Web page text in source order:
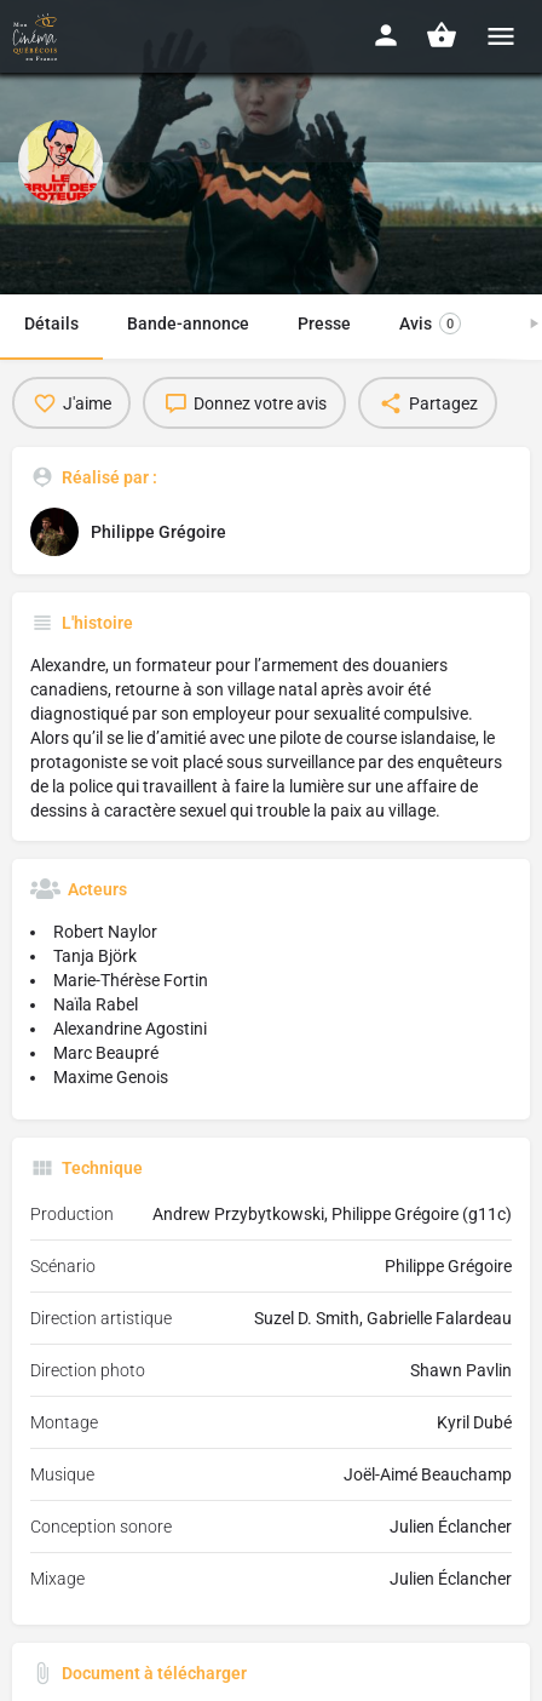
Le bruit des moteurs
2021 - 79 min.
Détails Bande-annonce Presse Avis 0
J'aime Donnez votre avis Partagez
Réalisé par :
Philippe Grégoire
L'histoire
Alexandre, un formateur pour l’armement des douaniers
canadiens, retourne à son village natal après avoir été
diagnostiqué par son employeur pour sexualité compulsive.
Alors qu’il se lie d’amitié avec une pilote de course islandaise, le
protagoniste se voit placé sous surveillance par des enquêteurs
de la police qui travaillent à faire la lumière sur une affaire de
dessins à caractère sexuel qui trouble la paix au village.
Acteurs
Robert Naylor
Tanja Björk
Marie-Thérèse Fortin
Naïla Rabel
Alexandrine Agostini
Marc Beaupré
Maxime Genois
Technique
Production Andrew Przybytkowski, Philippe Grégoire (g11c)
Scénario Philippe Grégoire
Direction artistique Suzel D. Smith, Gabrielle Falardeau
Direction photo Shawn Pavlin
Montage Kyril Dubé
Musique Joël-Aimé Beauchamp
Conception sonore Julien Éclancher
Mixage Julien Éclancher
Document à télécharger